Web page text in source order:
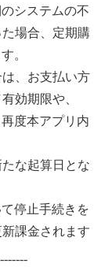
システムの不
場合、定期購
。
、お支払い方
効期限や、
度本アプリ内
な起算日とな
停止手続きを
課金されます